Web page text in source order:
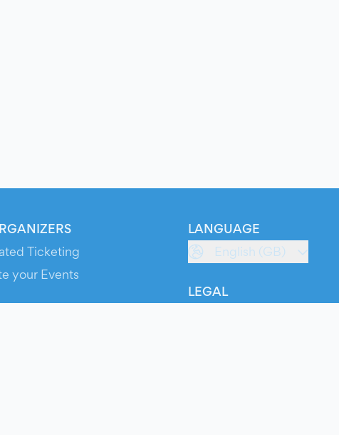
Ticketing
your Events
LANGUAGE
English (GB)
LEGAL